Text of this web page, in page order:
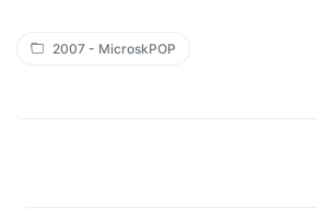
2007 - MicroskPOP